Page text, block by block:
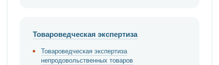
Товароведческая экспертиза
Товароведческая экспертиза
непродовольственных товаров